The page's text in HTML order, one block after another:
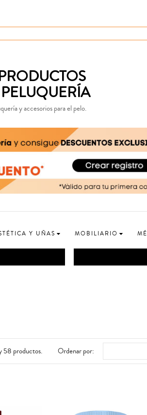
y accesorios para el pelo.
Y UÑAS MOBILIARIO
58 productos. Ordenar por: